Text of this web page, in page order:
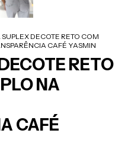
SUPLEX DECOTE RETO COM
CAFÉ YASMIN
RETO
NA
CAFÉ